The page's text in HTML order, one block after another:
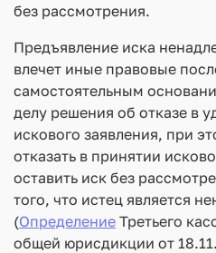
без рассмотрения.
Предъявление иска
влечет иные правовые
самостоятельным
делу решения об отказе в
искового заявления, при
отказать в принятии
оставить иск без
того, что истец является
(Определение Третьего
общей юрисдикции от